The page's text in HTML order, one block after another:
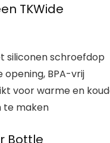
TKWide
siliconen schroefdop
opening, BPA-vrij
voor warme en
te maken
Bottle